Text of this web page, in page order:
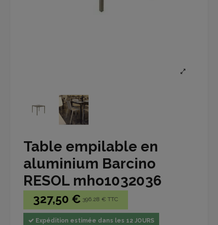
Table empilable en
aluminium Barcino
RESOL mho1032036
327,50 € 396.28 € TTC
Expédition estimée dans les 12 JOURS